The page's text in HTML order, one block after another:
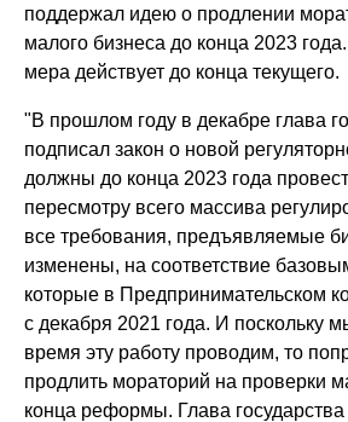
поддержал идею о продлении
малого бизнеса до конца 2023
мера действует до конца текущего.
"В прошлом году в декабре глава
подписал закон о новой
должны до конца 2023 года
пересмотру всего массива
все требования, предъявляемые
изменены, на соответствие
которые в Предпринимательском
с декабря 2021 года. И поскольку
время эту работу проводим, то
продлить мораторий на проверки
конца реформы. Глава